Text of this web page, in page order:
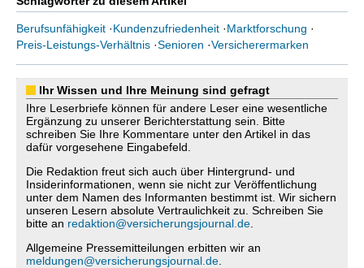
Berufsunfähigkeit ·Kundenzufriedenheit ·Marktforschung ·
Preis-Leistungs-Verhältnis ·Senioren ·Versicherermarken
Ihr Wissen und Ihre Meinung sind gefragt
Ihre Leserbriefe können für andere Leser eine wesentliche
Ergänzung zu unserer Berichterstattung sein. Bitte
schreiben Sie Ihre Kommentare unter den Artikel in das
dafür vorgesehene Eingabefeld.
Die Redaktion freut sich auch über Hintergrund- und
Insiderinformationen, wenn sie nicht zur Veröffentlichung
unter dem Namen des Informanten bestimmt ist. Wir sichern
unseren Lesern absolute Vertraulichkeit zu. Schreiben Sie
bitte an redaktion@versicherungsjournal.de
Allgemeine Pressemitteilungen erbitten wir an
meldungen@versicherungsjournal.de